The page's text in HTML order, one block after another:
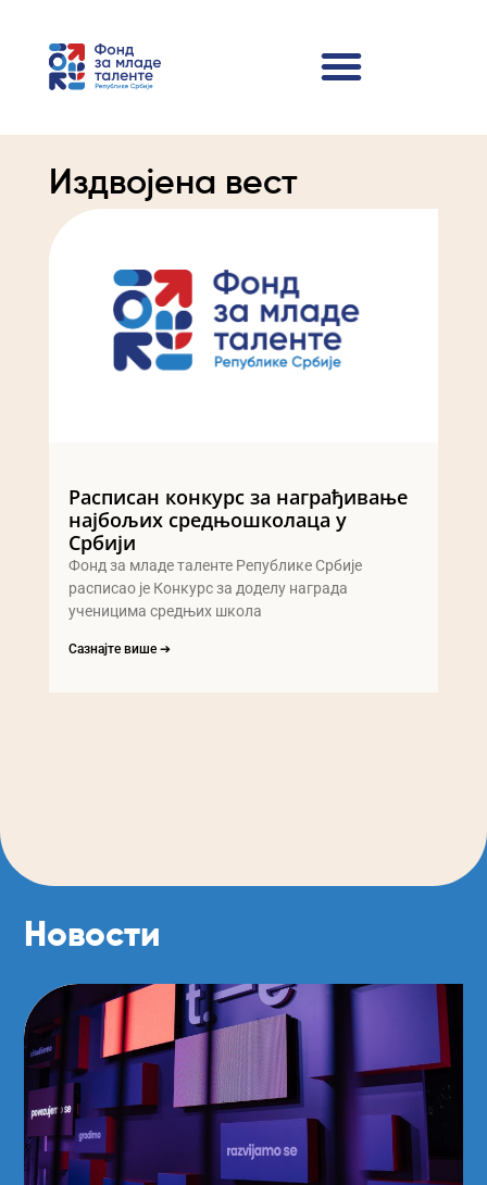
Издвојена вест
Расписан конкурс за награђивање
најбољих средњошколаца у
Србији
Фонд за младе таленте Републике Србије
расписао је Конкурс за доделу награда
ученицима средњих школа
Сазнајте више ➔
Новости